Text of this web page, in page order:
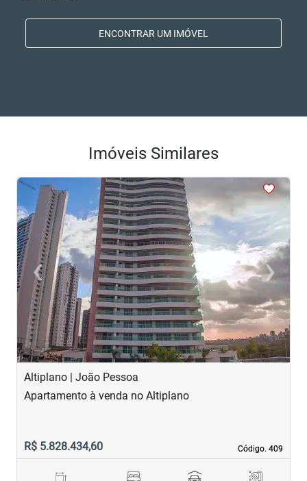
ENCONTRAR UM IMÓVEL
Imóveis Similares
<<< <
‹
Previous ›Next
Altiplano | João Pessoa
Código. 409
Código. 409
Apartamento à venda no Altiplano
R$ 5.828.434,60